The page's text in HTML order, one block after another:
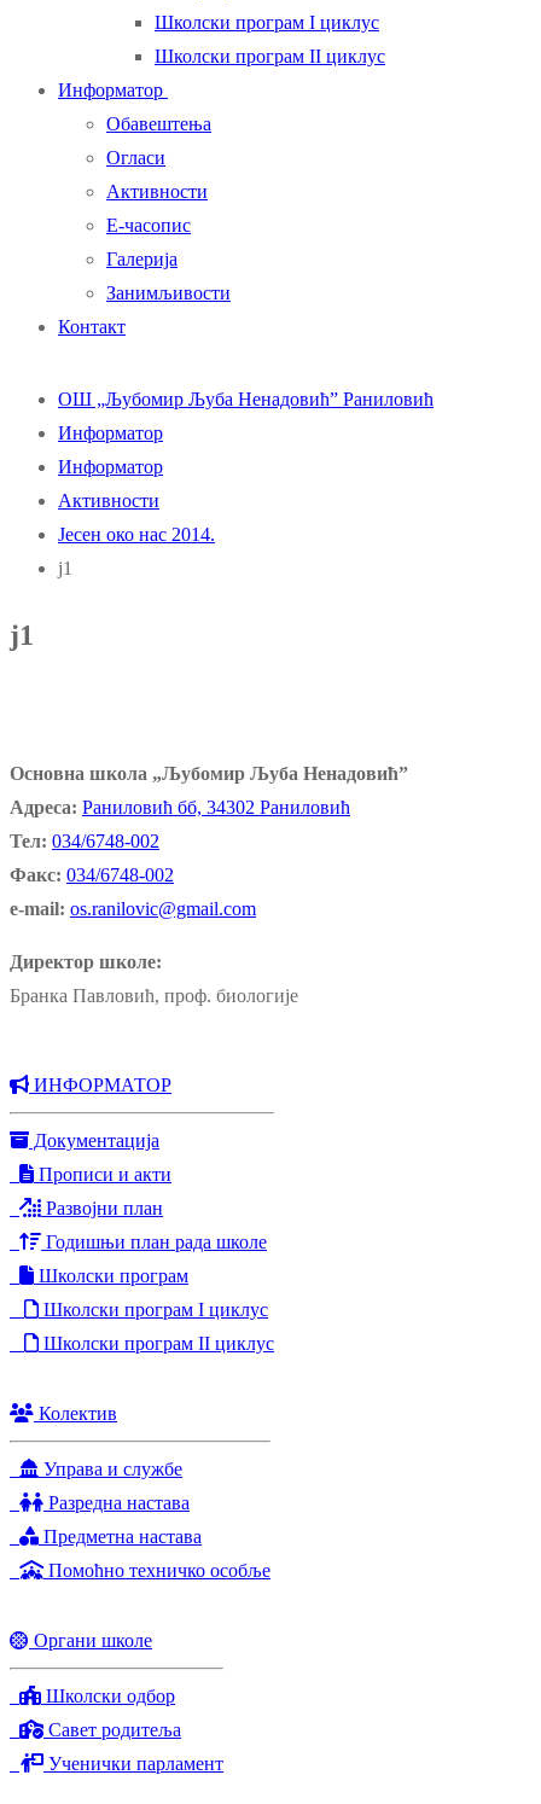
Школски програм I циклус
Школски програм II циклус
Информатор
Обавештења
Огласи
Активности
Е-часопис
Галерија
Занимљивости
Контакт
ОШ „Љубомир Љуба Ненадовић” Раниловић
Информатор
Информатор
Активности
Јесен око нас 2014.
ј1
ј1
Основна школа „Љубомир Љуба Ненадовић”
Адреса: Раниловић бб, 34302 Раниловић
Тел: 034/6748-002
Факс: 034/6748-002
e-mail: os.ranilovic@gmail.com
Директор школе:
Бранка Павловић, проф. биологије
ИНФОРМАТОР
Документација
Прописи и акти
Развојни план
Годишњи план рада школе
Школски програм
Школски програм I циклус
Школски програм II циклус
Колектив
Управа и службе
Разредна настава
Предметна настава
Помоћно техничко особље
Органи школе
Школски одбор
Савет родитеља
Ученички парламент